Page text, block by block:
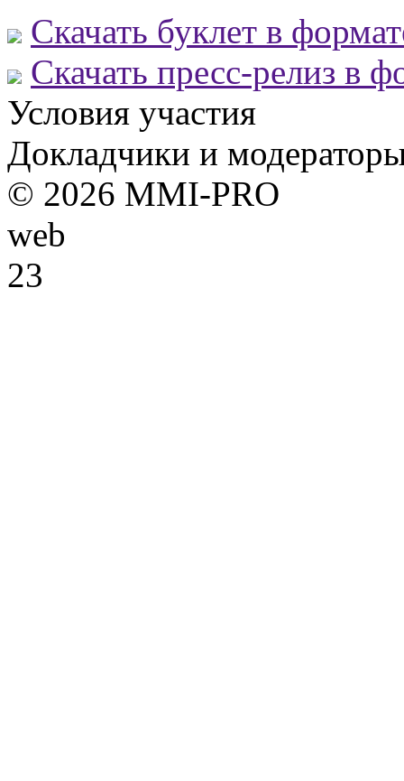
Скачать буклет в
Скачать пресс-релиз в
Условия участия
Докладчики и
© 2026 MMI-PRO
web
23